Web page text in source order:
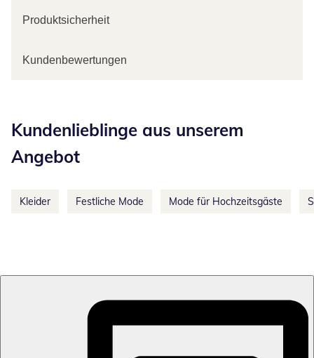
Produktsicherheit
Kundenbewertungen
Kundenlieblinge aus unserem
Angebot
Kleider Festliche Mode Mode für Hochzeitsgäste